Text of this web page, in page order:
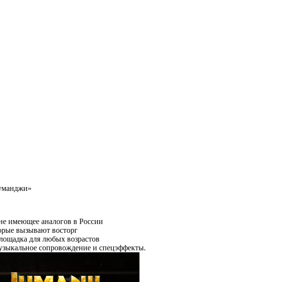
имеющее аналогов в России
вызывают восторг
для любых возрастов
сопровождение и спецэффекты.